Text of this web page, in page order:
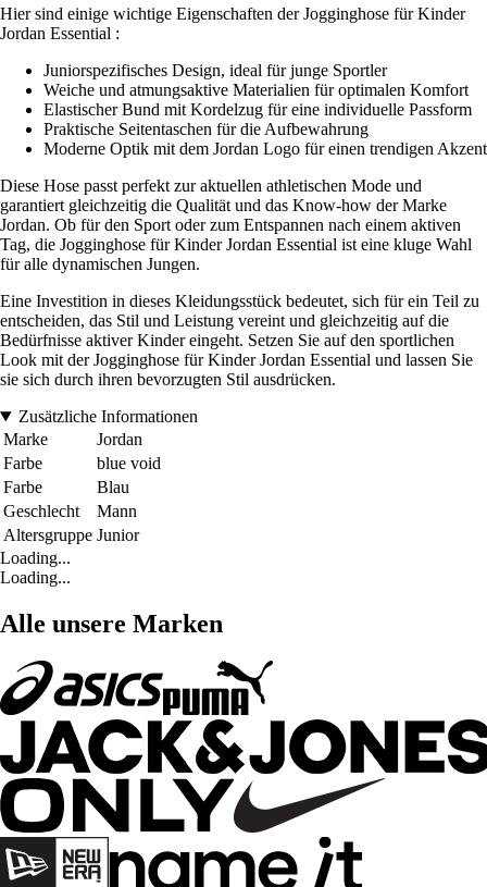
Hier sind einige wichtige Eigenschaften der Jogginghose für Kinder
Jordan Essential :
Juniorspezifisches Design, ideal für junge Sportler
Weiche und atmungsaktive Materialien für optimalen Komfort
Elastischer Bund mit Kordelzug für eine individuelle Passform
Praktische Seitentaschen für die Aufbewahrung
Moderne Optik mit dem Jordan Logo für einen trendigen Akzent
Diese Hose passt perfekt zur aktuellen athletischen Mode und
garantiert gleichzeitig die Qualität und das Know-how der Marke
Jordan. Ob für den Sport oder zum Entspannen nach einem aktiven
Tag, die Jogginghose für Kinder Jordan Essential ist eine kluge Wahl
für alle dynamischen Jungen.
Eine Investition in dieses Kleidungsstück bedeutet, sich für ein Teil zu
entscheiden, das Stil und Leistung vereint und gleichzeitig auf die
Bedürfnisse aktiver Kinder eingeht. Setzen Sie auf den sportlichen
Look mit der Jogginghose für Kinder Jordan Essential und lassen Sie
sie sich durch ihren bevorzugten Stil ausdrücken.
Zusätzliche Informationen
Marke
Jordan
Farbe
blue void
Farbe
Blau
Geschlecht
Mann
Altersgruppe Junior
Loading...
Loading...
Alle unsere Marken